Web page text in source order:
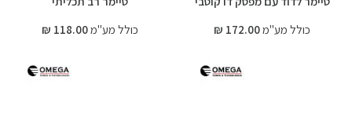
כולל מע"מ172.00 ₪
כולל מע"מ118.00 ₪